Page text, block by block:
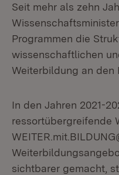
Seit mehr als zehn
Programmen die
wissenschaftlichen
Weiterbildung an den
In den Jahren 2021-
ressortübergreifende
sichtbarer gemacht,